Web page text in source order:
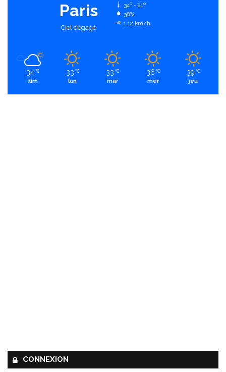
Paris
Ciel dégagé
34º - 21º
38%
1.12 km/h
34 ℃
dim
33 ℃
lun
33 ℃
mar
36 ℃
mer
39 ℃
jeu
CONNEXION